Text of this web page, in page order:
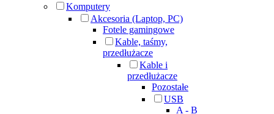
Komputery
Akcesoria (Laptop, PC)
Fotele gamingowe
Kable, taśmy,
przedłużacze
Kable i
przedłużacze
Pozostałe
USB
A - B